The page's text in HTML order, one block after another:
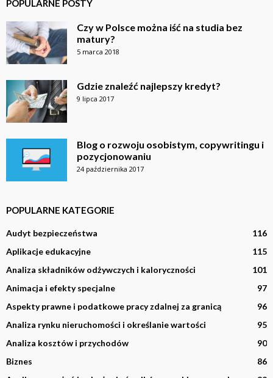
POPULARNE POSTY
Czy w Polsce można iść na studia bez
matury?
5 marca 2018
Gdzie znaleźć najlepszy kredyt?
9 lipca 2017
Blog o rozwoju osobistym, copywritingu i
pozycjonowaniu
24 października 2017
POPULARNE KATEGORIE
Audyt bezpieczeństwa
116
Aplikacje edukacyjne
115
Analiza składników odżywczych i kaloryczności
101
Animacja i efekty specjalne
97
Aspekty prawne i podatkowe pracy zdalnej za granicą
96
Analiza rynku nieruchomości i określanie wartości
95
Analiza kosztów i przychodów
90
Biznes
86